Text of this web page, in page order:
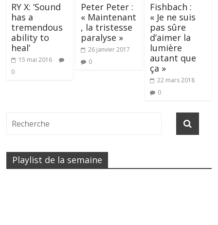
RY X: ‘Sound
has a
tremendous
ability to
heal’
15 mai 2016
0
Peter Peter :
« Maintenant
, la tristesse
paralyse »
26 janvier 2017
0
Fishbach :
« Je ne suis
pas sûre
d’aimer la
lumière
autant que
ça »
22 mars 2018
0
Playlist de la semaine